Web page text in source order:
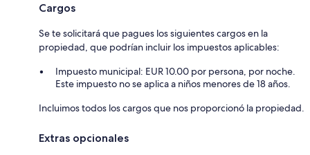
Cargos
Se te solicitará que pagues los siguientes cargos en la
propiedad, que podrían incluir los impuestos aplicables:
Impuesto municipal: EUR 10.00 por persona, por noche.
Este impuesto no se aplica a niños menores de 18 años.
Incluimos todos los cargos que nos proporcionó la propiedad.
Extras opcionales